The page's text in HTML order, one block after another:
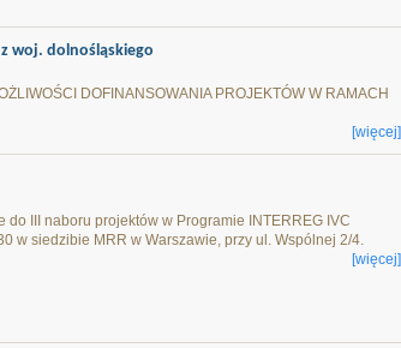
woj. dolnośląskiego
DOFINANSOWANIA PROJEKTÓW W RAMACH
[więcej]
III naboru projektów w Programie INTERREG IVC
w siedzibie MRR w Warszawie, przy ul. Wspólnej 2/4.
[więcej]